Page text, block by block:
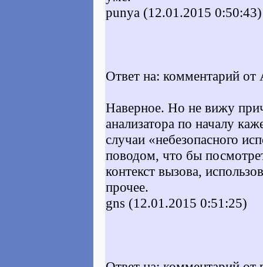
punya (12.01.2015 0:50:43)
Ответ на: комментарий
Наверное. Но не вижу
анализатора по началу
случаи «небезопасного
поводом, что бы
контекст вызова,
прочее.
gns (12.01.2015 0:51:25)